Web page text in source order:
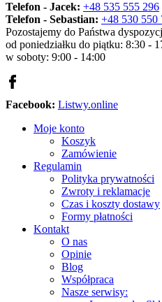
Telefon - Jacek: +48 535 555 296
Telefon - Sebastian: +48 530 550
Pozostajemy do Państwa
od poniedziałku do piątku: 8:30 -
w soboty: 9:00 - 14:00
Facebook: Listwy.online
Moje konto
Koszyk
Zamówienie
Regulamin
Polityka prywatności
Zwroty i reklamacje
Czas i koszty dostawy
Formy płatności
Kontakt
O nas
Opinie
Blog
Współpraca
Nasze serwisy: